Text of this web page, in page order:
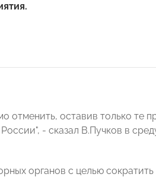
отменить, оставив только те
- сказал В.Пучков в
органов с целью сократить